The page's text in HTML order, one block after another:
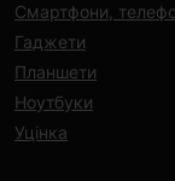
Смартфони,
Гаджети
Планшети
Ноутбуки
Уцінка